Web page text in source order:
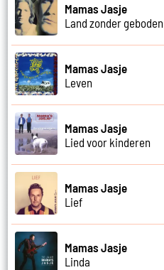
Mamas Jasje
Land zonder geboden
Mamas Jasje
Leven
Mamas Jasje
Lied voor kinderen
Mamas Jasje
Lief
Mamas Jasje
Linda